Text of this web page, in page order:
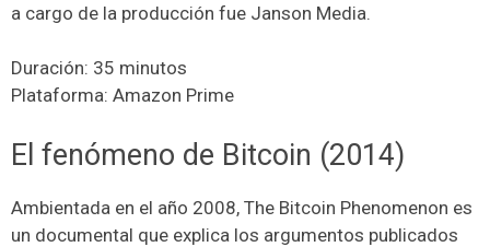
a cargo de la producción fue Janson Media.
Duración: 35 minutos
Plataforma: Amazon Prime
El fenómeno de Bitcoin (2014)
Ambientada en el año 2008, The Bitcoin Phenomenon es
un documental que explica los argumentos publicados